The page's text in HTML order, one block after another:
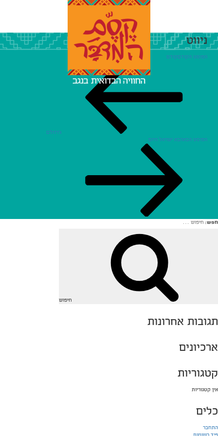
ניווט
הפוסט הקודםקודם
ג'רוזלם
הפוסט הבאהבא ישראל היום
חפש:
חיפוש
תגובות אחרונות
ארכיונים
קטגוריות
אין קטגוריות
כלים
התחבר